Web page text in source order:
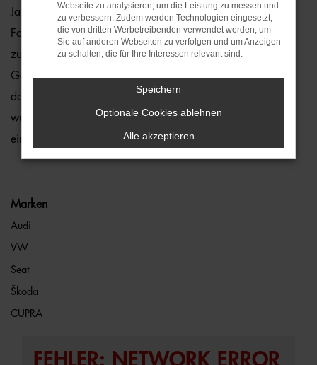
Jahreswagen vor dem Verkauf und entlassen nur 1a-
Fahrzeuge auf die Straßen von Bielefeld. Sie profitieren
zudem davon, dass die Modelle aus der aktuellen
Generation stammen und entsprechend mit vielen Extras
daherkommen. Die Motoren sind effizient und das Auto
wurde bereits perfekt eingefahren. Sie brauchen nur noch
einzusteigen und durchzustarten.
Marken
Audi
VW
Seat
Škoda
CUPRA
FEHLER: NETWORK ERROR
Webseite zu analysieren, um die Leistung zu messen und
zu verbessern. Zudem werden Technologien eingesetzt,
die von dritten Werbetreibenden verwendet werden, um
Sie auf anderen Webseiten zu verfolgen und um Anzeigen
zu schalten, die für Ihre Interessen relevant sind.
Speichern
Optionale Cookies ablehnen
Alle akzeptieren